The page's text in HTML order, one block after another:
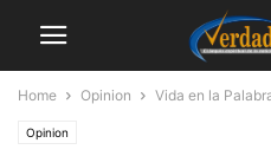
Home Opinion Vida en la
Opinion